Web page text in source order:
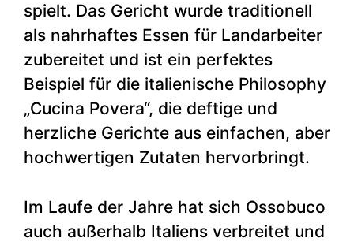
spielt. Das Gericht wurde traditionell
als nahrhaftes Essen für Landarbeiter
zubereitet und ist ein perfektes
Beispiel für die italienische Philosophy
„Cucina Povera“, die deftige und
herzliche Gerichte aus einfachen, aber
hochwertigen Zutaten hervorbringt.
Im Laufe der Jahre hat sich Ossobuco
auch außerhalb Italiens verbreitet und